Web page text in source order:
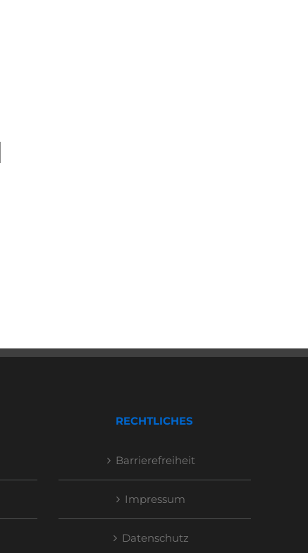
RECHTLICHES
Barrierefreiheit
Impressum
Datenschutz